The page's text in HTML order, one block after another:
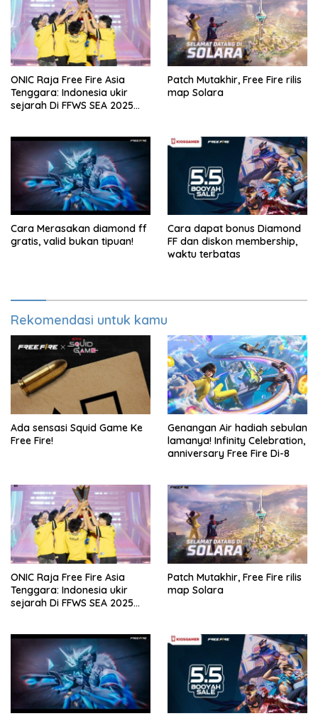
ONIC Raja Free Fire Asia
Tenggara: Indonesia ukir
sejarah Di FFWS SEA 2025
Patch Mutakhir, Free Fire rilis
map Solara
Cara Merasakan diamond ff
gratis, valid bukan tipuan!
Cara dapat bonus Diamond
FF dan diskon membership,
waktu terbatas
Rekomendasi untuk kamu
Ada sensasi Squid Game Ke
Free Fire!
Genangan Air hadiah sebulan
lamanya! Infinity Celebration,
anniversary Free Fire Di-8
ONIC Raja Free Fire Asia
Tenggara: Indonesia ukir
sejarah Di FFWS SEA 2025
Patch Mutakhir, Free Fire rilis
map Solara